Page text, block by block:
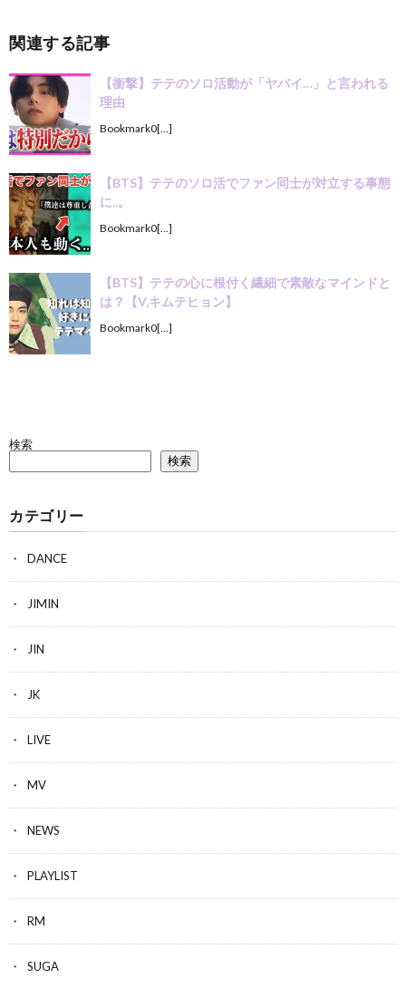
関連する記事
【衝撃】テテのソロ活動が「ヤバイ…」と言われる
理由
Bookmark0[…]
【BTS】テテのソロ活でファン同士が対立する事態
に..。
Bookmark0[…]
【BTS】テテの心に根付く繊細で素敵なマインドと
は？【V,キムテヒョン】
Bookmark0[…]
検索
検索
カテゴリー
DANCE
JIMIN
JIN
JK
LIVE
MV
NEWS
PLAYLIST
RM
SUGA